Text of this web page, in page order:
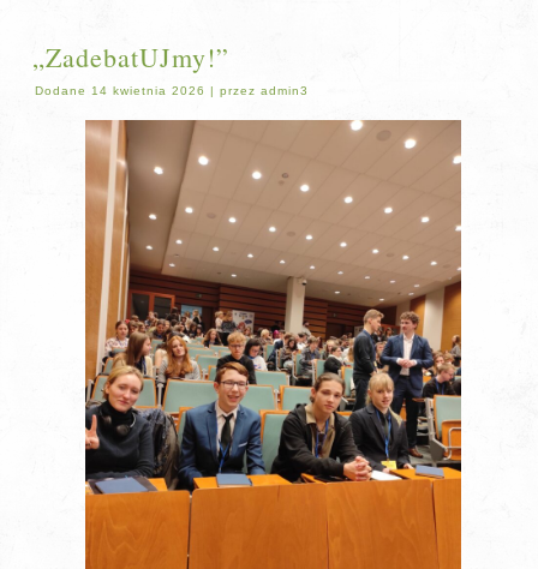
„ZadebatUJmy!”
Dodane 14 kwietnia 2026 |przez admin3